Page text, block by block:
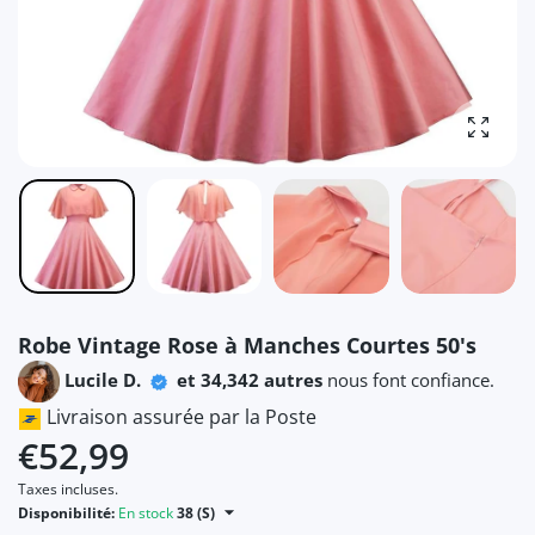
Robe Vintage Rose à Manches Courtes 50's
Lucile D. et 34,342 autres nous font confiance.
Livraison assurée par la Poste
€52,99
Taxes incluses.
Disponibilité: En stock38 (S)